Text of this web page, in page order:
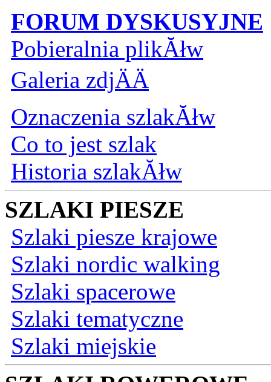
FORUM DYSKUSYJNE
Pobieralnia plikĂłw
Galeria zdjÄÄ
Oznaczenia szlakĂłw
Co to jest szlak
Historia szlakĂłw
SZLAKI PIESZE
Szlaki piesze krajowe
Szlaki nordic walking
Szlaki spacerowe
Szlaki tematyczne
Szlaki miejskie